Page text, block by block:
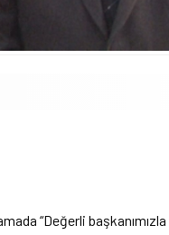
“Değerli